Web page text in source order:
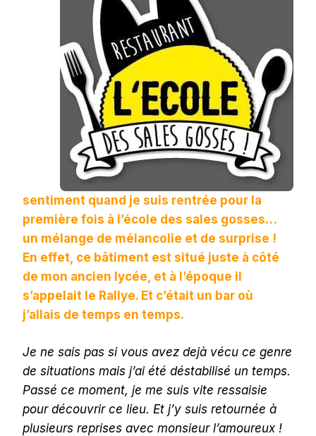
sentiment quand je suis rentrée pour la
première fois à l’école des sales gosses…
un mélange de mélancolie et de surprise !
En effet, ce bâtiment est situé juste à côté
de mon ancien lycée, et à l’époque il
s’appelait le Rallye. Et c’était un bar où
j’allais de temps en temps.
Je ne sais pas si vous avez dejà vécu ce genre
de situations mais j’ai été déstabilisé un temps.
Passé ce moment, je me suis vite ressaisie
pour découvrir ce lieu. Et j’y suis retournée à
plusieurs reprises avec monsieur l’amoureux !